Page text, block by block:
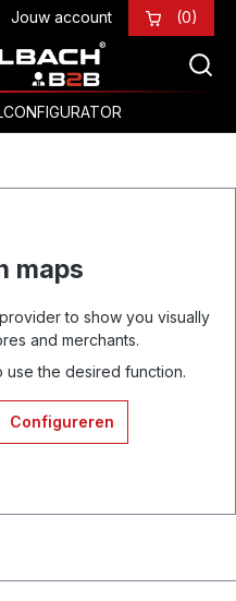
Jouw account (0)
maps
to show you visually
and merchants.
the desired function.
Configureren